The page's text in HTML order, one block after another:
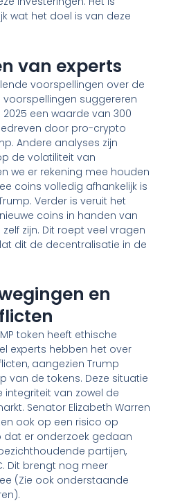
wat het doel is van deze
van experts
voorspellingen over de
voorspellingen suggereren
een waarde van 300
door pro-crypto
Andere analyses zijn
de volatiliteit van
we er rekening mee houden
coins volledig afhankelijk is
Verder is veruit het
coins in handen van
zijn. Dit roept veel vragen
dit de decentralisatie in de
en
token heeft ethische
experts hebben het over
aangezien Trump
van de tokens. Deze situatie
van zowel de
Senator Elizabeth Warren
ook op een risico op
dat er onderzoek gedaan
partijen,
Dit brengt nog meer
(Zie ook onderstaande